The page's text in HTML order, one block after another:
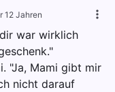
12 Jahren
war wirklich
"Ja, Mami gibt mir
nicht darauf